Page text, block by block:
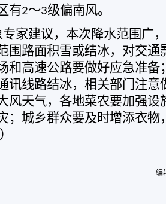
有2～3级偏南风。
家建议， 本次降水范围广
围路面积雪或结冰，对交通
和高速公路要做好应急准备
讯线路结冰，相关部门注意
风天气，各地菜农要加强
；城乡群众要及时增添衣物
）
编